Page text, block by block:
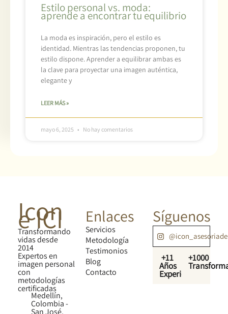
Estilo personal vs. moda:
aprende a encontrar tu equilibrio
La moda es inspiración, pero el estilo es
identidad. Mientras las tendencias proponen, tu
estilo dispone. Aprender a equilibrar ambas es
la clave para proyectar una imagen auténtica,
elegante y
LEER MÁS »
mayo 6, 2025 No hay comentarios
Icon
e ICI
Transformando
vidas desde
2014
Expertos en
imagen personal
con
metodologías
certificadas
Medellín,
Colombia -
Enlaces
Servicios
Metodología
Testimonios
Blog
Contacto
Síguenos
+11
Años
Experiencia
+1000